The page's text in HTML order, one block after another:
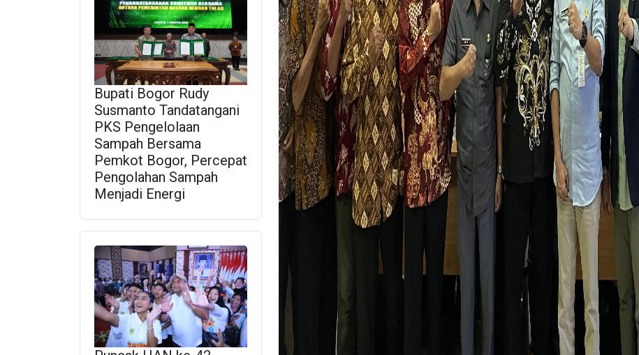
Bupati Bogor Rudy
Susmanto Tandatangani
PKS Pengelolaan
Sampah Bersama
Pemkot Bogor, Percepat
Pengolahan Sampah
Menjadi Energi